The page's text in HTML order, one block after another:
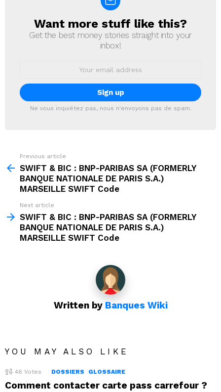
NEWSLETTER
Want more stuff like this?
Get the best money stories straight into your
inbox!
Ne vous inquiétez pas, nous n'envoyons pas de spam.
more
Previous article
SWIFT & BIC : BNP-PARIBAS SA (FORMERLY
BANQUE NATIONALE DE PARIS S.A.)
MARSEILLE SWIFT Code
Next article
SWIFT & BIC : BNP-PARIBAS SA (FORMERLY
BANQUE NATIONALE DE PARIS S.A.)
MARSEILLE SWIFT Code
Written by Banques Wiki
YOU MAY ALSO LIKE
46 Votes DOSSIERS GLOSSAIRE
Comment contacter carte pass carrefour ?